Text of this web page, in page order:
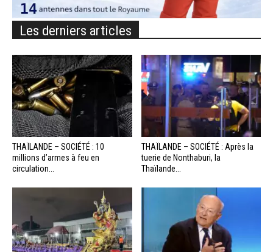
Les derniers articles
THAÏLANDE – SOCIÉTÉ : 10
millions d’armes à feu en
circulation...
THAÏLANDE – SOCIÉTÉ : Après la
tuerie de Nonthaburi, la
Thaïlande...